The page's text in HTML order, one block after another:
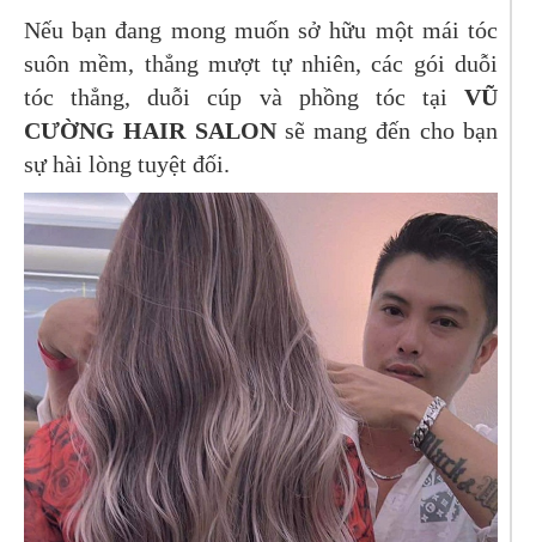
Nếu bạn đang mong muốn sở hữu một mái tóc
suôn mềm, thẳng mượt tự nhiên, các gói duỗi
tóc thẳng, duỗi cúp và phồng tóc tại VŨ
CƯỜNG HAIR SALONsẽ mang đến cho bạn
sự hài lòng tuyệt đối.